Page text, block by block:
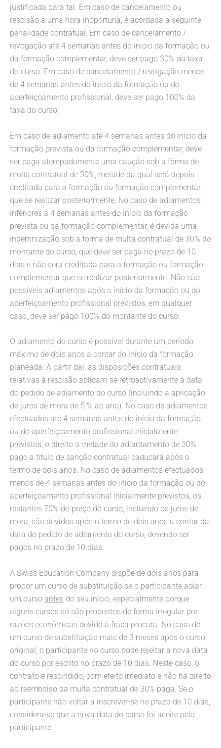
justificada para tal. Em caso de cancelamento ou
rescisão a uma hora inoportuna, é acordada a seguinte
penalidade contratual: Em caso de cancelamento /
revogação até 4 semanas antes do início da formação ou
da formação complementar, deve ser pago 30% da taxa
do curso. Em caso de cancelamento / revogação menos
de 4 semanas antes do início da formação ou do
aperfeiçoamento profissional, deve ser pago 100% da
taxa do curso.
Em caso de adiamento até 4 semanas antes do início da
formação prevista ou da formação complementar, deve
ser paga atempadamente uma caução sob a forma de
multa contratual de 30%, metade da qual será depois
creditada para a formação ou formação complementar
que se realizar posteriormente. No caso de adiamentos
inferiores a 4 semanas antes do início da formação
prevista ou da formação complementar, é devida uma
indemnização sob a forma de multa contratual de 30% do
montante do curso, que deve ser paga no prazo de 10
dias e não será creditada para a formação ou formação
complementar que se realizar posteriormente. Não são
possíveis adiamentos após o início da formação ou do
aperfeiçoamento profissional previstos; em qualquer
caso, deve ser pago 100% do montante do curso.
O adiamento do curso é possível durante um período
máximo de dois anos a contar do início da formação
planeada. A partir daí, as disposições contratuais
relativas à rescisão aplicam-se retroactivamente à data
do pedido de adiamento do curso (incluindo a aplicação
de juros de mora de 5 % ao ano). No caso de adiamentos
efectuados até 4 semanas antes do início da formação
ou do aperfeiçoamento profissional inicialmente
previstos, o direito a metade do adiantamento de 30%
pago a título de sanção contratual caducará após o
termo de dois anos. No caso de adiamentos efectuados
menos de 4 semanas antes do início da formação ou do
aperfeiçoamento profissional inicialmente previstos, os
restantes 70% do preço do curso, incluindo os juros de
mora, são devidos após o termo de dois anos a contar da
data do pedido de adiamento do curso, devendo ser
pagos no prazo de 10 dias.
A Swiss Education Company dispõe de dois anos para
propor um curso de substituição se o participante adiar
um curso antes do seu início, especialmente porque
alguns cursos só são propostos de forma irregular por
razões econômicas devido à fraca procura. No caso de
um curso de substituição mais de 3 meses após o curso
original, o participante no curso pode rejeitar a nova data
do curso por escrito no prazo de 10 dias. Neste caso, o
contrato é rescindido, com efeito imediato e não há direito
ao reembolso da multa contratual de 30% paga. Se o
participante não voltar a inscrever-se no prazo de 10 dias,
considera-se que a nova data do curso foi aceite pelo
participante.